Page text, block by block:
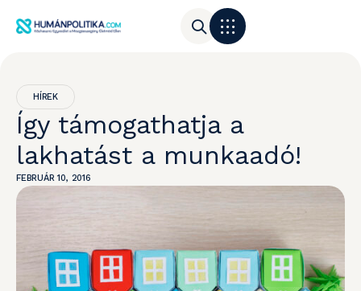
HÍREK
Így támogathatja a
lakhatást a munkaadó!
FEBRUÁR 10, 2016